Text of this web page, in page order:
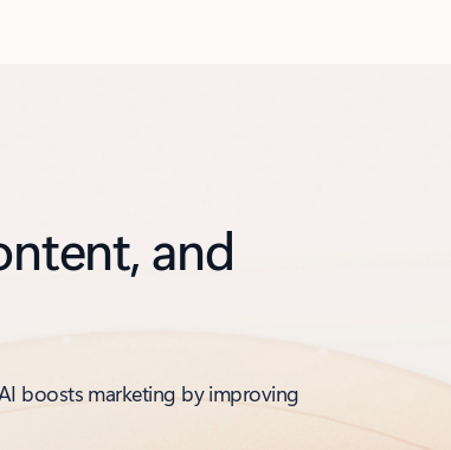
and
boosts marketing by improving